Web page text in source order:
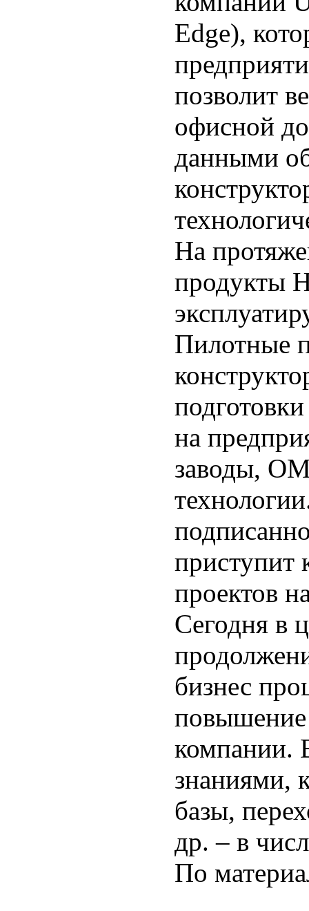
Edge),
позволит
офисной
данными
На
продукты
Пилотные
на
заводы,
приступит
проектов
Сегодня в
бизнес
повышение
компании.
знаниями,
базы,
др. – в
По